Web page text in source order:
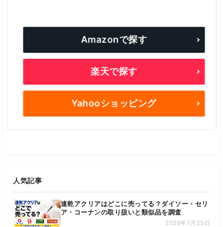
Amazonで探す
楽天で探す
Yahooショッピング
人気記事
速乾アクリアはどこに売ってる？ダイソー・セリ
ア・コーナンの取り扱いと類似品を調査
2026年7月25日